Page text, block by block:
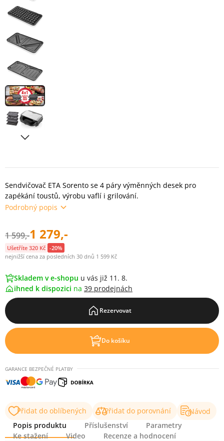
Sendvičovač ETA Sorento se 4 páry výměnných desek pro
zapékání toustů, výrobu vaflí i grilování.
Podrobný popis
1 599,-1 279,-
Ušetříte 320 Kč -20%
nejnižší cena za posledních 30 dnů 1 599 Kč
Skladem v e-shopu u vás již 11. 8.
ihned k dispozici na 39 prodejnách
Rezervovat
Do košíku
GARANCE BEZPEČNÉ PLATBY
Přidat do oblíbených Přidat do porovnání
Návod
Popis produktu
Příslušenství
Parametry
Ke stažení
Video Recenze a hodnocení